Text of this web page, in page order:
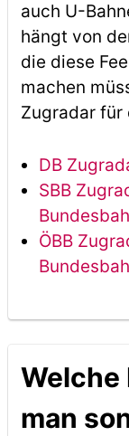
auch U-
hängt von
die diese
machen
Zugradar für
DB
SBB
ÖBB
Welche
man